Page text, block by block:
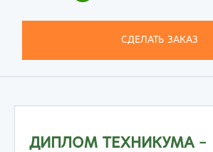
СДЕЛАТЬ ЗАКАЗ
ДИПЛОМ ТЕХНИКУМА -